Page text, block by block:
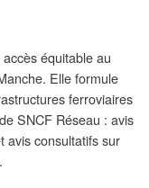
équitable au
Elle formule
ferroviaires
SNCF Réseau : avis
avis consultatifs sur